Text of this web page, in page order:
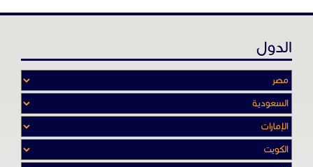
الدول